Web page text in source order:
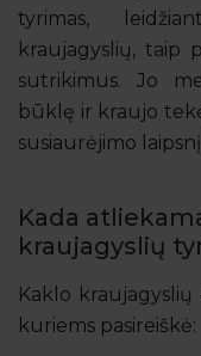
tyrimas,
kraujagyslių, taip
sutrikimus. Jo
būklę ir kraujo
susiaurėjimo
Kada
kraujagyslių
Kaklo kraujagyslių
kuriems pasireiškė: